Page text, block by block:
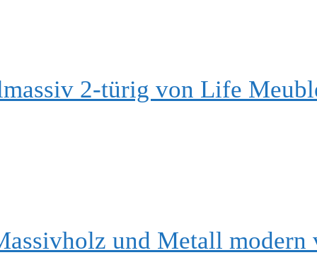
2-türig von Life
und Metall modern